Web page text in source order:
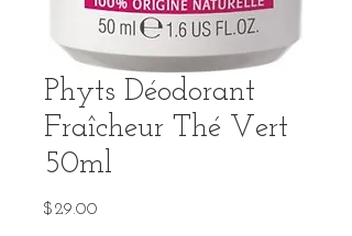
Phyts Déodorant
Fraîcheur Thé Vert
50ml
$29.00